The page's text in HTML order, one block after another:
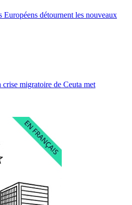
Européens détournent les nouveaux
crise migratoire de Ceuta met